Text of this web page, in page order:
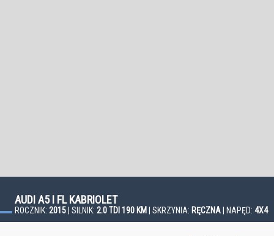
AUDI A5 I FL KABRIOLET
ROCZNIK: 2015 | SILNIK: 2.0 TDI 190 KM | SKRZYNIA: RĘCZNA | NAPĘD: 4X4